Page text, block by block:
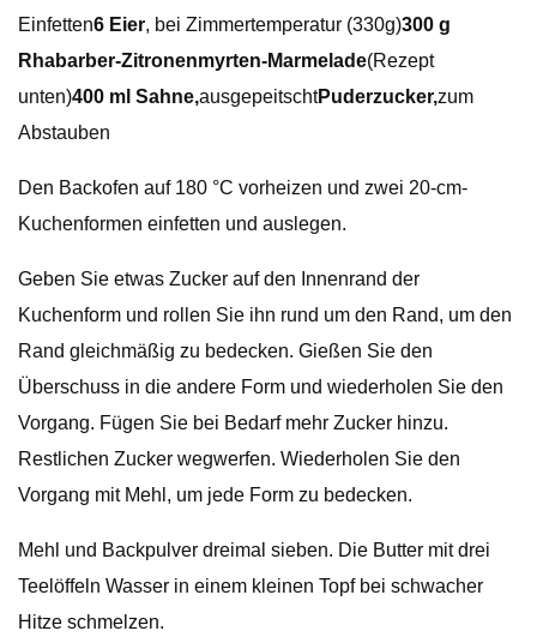
Einfetten6 Eier, bei Zimmertemperatur (330g)300 g
Rhabarber-Zitronenmyrten-Marmelade(Rezept
unten)400 ml Sahne,ausgepeitschtPuderzucker,zum
Abstauben
Den Backofen auf 180 °C vorheizen und zwei 20-cm-
Kuchenformen einfetten und auslegen.
Geben Sie etwas Zucker auf den Innenrand der
Kuchenform und rollen Sie ihn rund um den Rand, um den
Rand gleichmäßig zu bedecken. Gießen Sie den
Überschuss in die andere Form und wiederholen Sie den
Vorgang. Fügen Sie bei Bedarf mehr Zucker hinzu.
Restlichen Zucker wegwerfen. Wiederholen Sie den
Vorgang mit Mehl, um jede Form zu bedecken.
Mehl und Backpulver dreimal sieben. Die Butter mit drei
Teelöffeln Wasser in einem kleinen Topf bei schwacher
Hitze schmelzen.